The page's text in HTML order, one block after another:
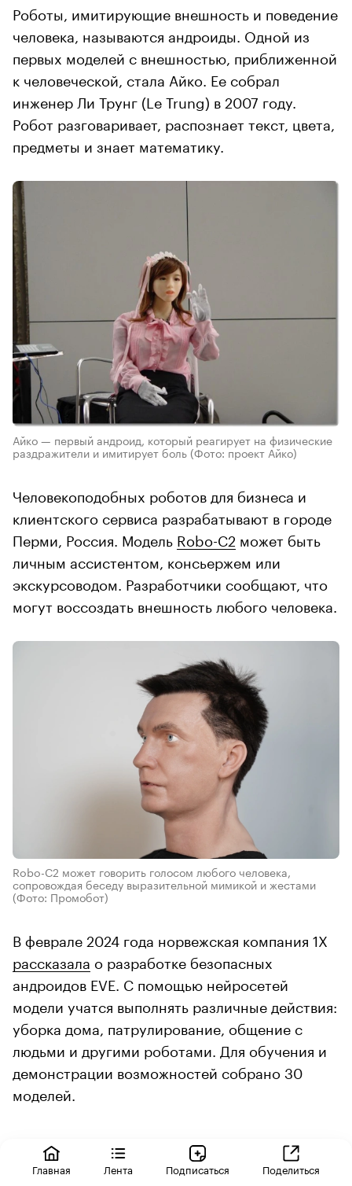
Роботы, имитирующие внешность и поведение
человека, называются андроиды. Одной из
первых моделей с внешностью, приближенной
к человеческой, стала Айко. Ее собрал
инженер Ли Трунг (Le Trung) в 2007 году.
Робот разговаривает, распознает текст, цвета,
предметы и знает математику.
Айко — первый андроид, который реагирует на физические
раздражители и имитирует боль (Фото: проект Айко)
Человекоподобных роботов для бизнеса и
клиентского сервиса разрабатывают в городе
Перми, Россия. Модель Robo-C2 может быть
личным ассистентом, консьержем или
экскурсоводом. Разработчики сообщают, что
могут воссоздать внешность любого человека.
Robo-C2 может говорить голосом любого человека,
сопровождая беседу выразительной мимикой и жестами
(Фото: Промобот)
В феврале 2024 года норвежская компания 1Х
рассказала о разработке безопасных
андроидов EVE. С помощью нейросетей
модели учатся выполнять различные действия:
уборка дома, патрулирование, общение с
людьми и другими роботами. Для обучения и
демонстрации возможностей собрано 30
моделей.
Исследования
Главная Лента Подписаться Поделиться